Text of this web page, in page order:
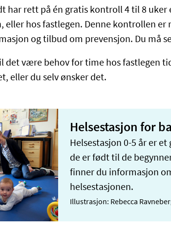
har rett på én gratis kontroll 4 til 8
eller hos fastlegen. Denne kontrollen
og tilbud om prevensjon. Du må
det være behov for time hos fastlegen
eller du selv ønsker det.
Helsestasjon for
Helsestasjon 0-5 år er
de er født til de
finner du informasjon
helsestasjonen.
Illustrasjon: Rebecca